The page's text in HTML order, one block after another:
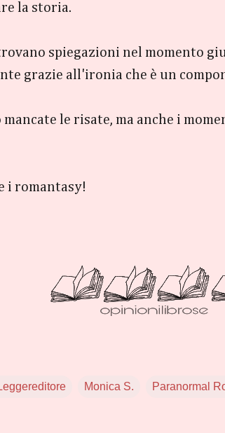
la storia.
spiegazioni nel momento
grazie all'ironia che è un
le risate, ma anche i
i romantasy!
Monica S. Paranormal